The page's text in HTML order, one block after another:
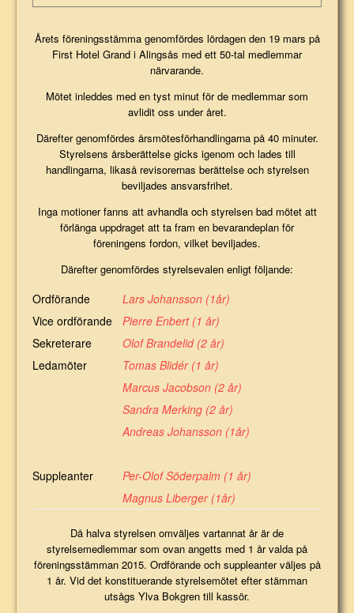
Årets föreningsstämma genomfördes lördagen den 19 mars på
First Hotel Grand i Alingsås med ett 50-tal medlemmar
närvarande.
Mötet inleddes med en tyst minut för de medlemmar som
avlidit oss under året.
Därefter genomfördes årsmötesförhandlingarna på 40 minuter.
Styrelsens årsberättelse gicks igenom och lades till
handlingarna, likaså revisorernas berättelse och styrelsen
beviljades ansvarsfrihet.
Inga motioner fanns att avhandla och styrelsen bad mötet att
förlänga uppdraget att ta fram en bevarandeplan för
föreningens fordon, vilket beviljades.
Därefter genomfördes styrelsevalen enligt följande:
Ordförande
Lars Johansson (1år)
Vice ordförande
Pierre Enbert (1 år)
Sekreterare
Olof Brandelid (2 år)
Ledamöter
Tomas Blidér (1 år)
Marcus Jacobson (2 år)
Sandra Merking (2 år)
Andreas Johansson (1år)
Suppleanter
Per-Olof Söderpalm (1 år)
Magnus Liberger (1år)
Då halva styrelsen omväljes vartannat år är de
styrelsemedlemmar som ovan angetts med 1 år valda på
föreningsstämman 2015. Ordförande och suppleanter väljes på
1 år. Vid det konstituerande styrelsemötet efter stämman
utsågs Ylva Bokgren till kassör.